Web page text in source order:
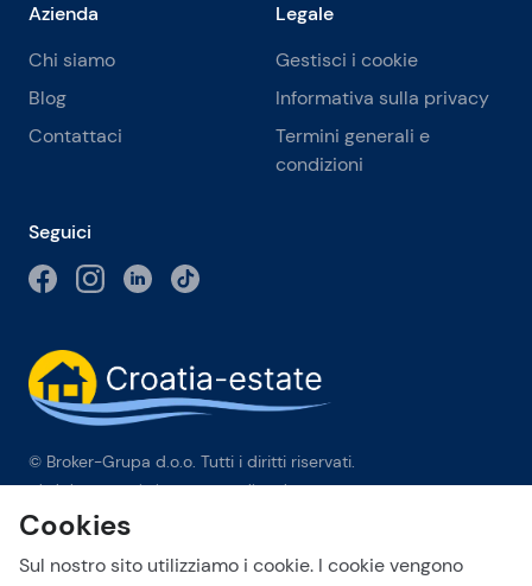
Azienda
Chi siamo
Blog
Contattaci
Legale
Gestisci i cookie
Informativa sulla privacy
Termini generali e
condizioni
Seguici
© Broker-Grupa d.o.o. Tutti i diritti riservati.
Obala kneza Branimira 1, 21000 Split-Phone: +385 98 384 007
Broker-grupa d.o.o. è membro esclusivo di Forbes Global
Properties in Croazia. Forbes® è un marchio registrato
Cookies
Sul nostro sito utilizziamo i cookie. I cookie vengono